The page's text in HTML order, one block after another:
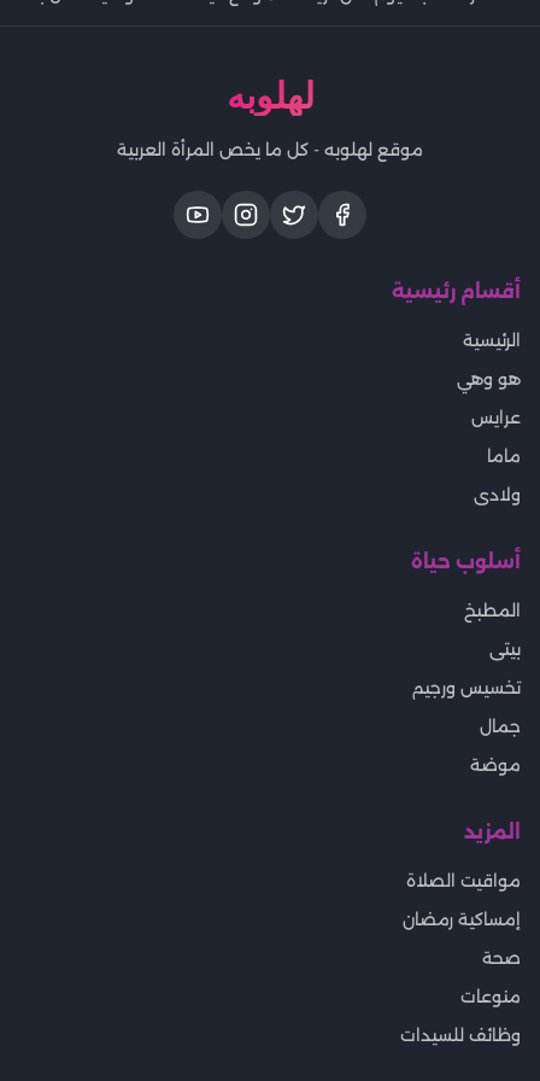
لهلوبه
موقع لهلوبه - كل ما يخص المرأة العربية
أقسام رئيسية
الرئيسية
هو وهي
عرايس
ماما
ولادى
أسلوب حياة
المطبخ
بيتى
تخسيس ورجيم
جمال
موضة
المزيد
مواقيت الصلاة
إمساكية رمضان
صحة
منوعات
وظائف للسيدات